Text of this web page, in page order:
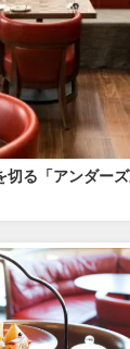
切る「アンダー